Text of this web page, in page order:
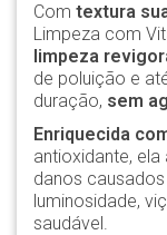
Com textura
Limpeza com
limpeza
de poluição e
duração, sem
Enriquecida
antioxidante,
danos
luminosidade,
saudável.